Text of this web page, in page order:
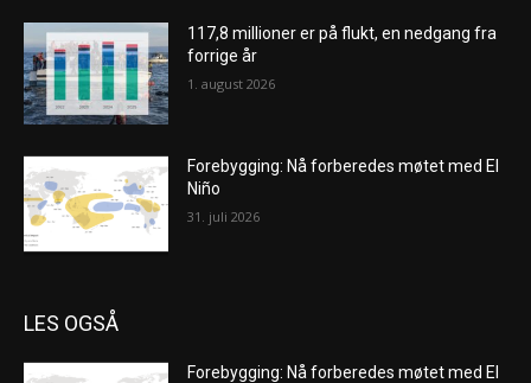
117,8 millioner er på flukt, en nedgang fra
forrige år
1. august 2026
Forebygging: Nå forberedes møtet med El
Niño
31. juli 2026
LES OGSÅ
Forebygging: Nå forberedes møtet med El